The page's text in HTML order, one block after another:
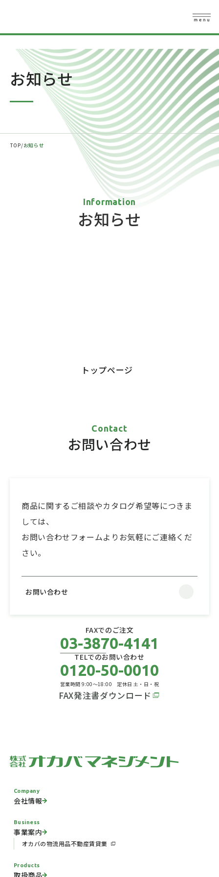
お知らせ
TOP お知らせ
Information
お知らせ
トップページ
Contact
お問い合わせ
商品に関するご相談やカタログ希望等につきま
しては、
お問い合わせフォームよりお気軽にご連絡くだ
さい。
お問い合わせ
FAXでのご注文
03-3870-4141
TELでのお問い合わせ
0120-50-0010
営業時間 9:00～18:00 定休日 土・日・祝
FAX発注書ダウンロード
Company
会社情報
Business
事業案内
オカバの物流用品不動産賃貸業
Products
取扱商品